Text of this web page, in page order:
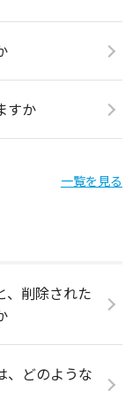
すか
一覧を見る
、削除された
、どのような